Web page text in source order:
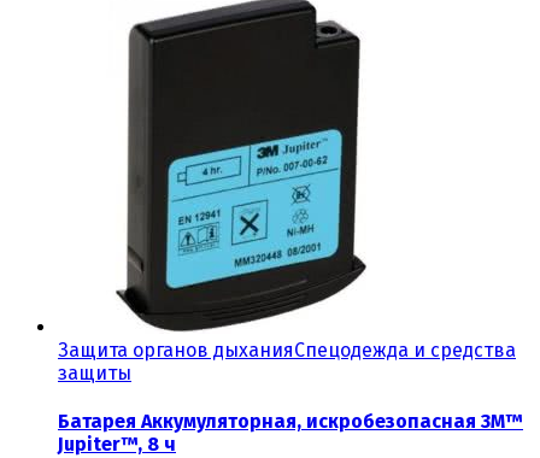
Защита органов дыханияСпецодежда и средства
защиты
Батарея Аккумуляторная, искробезопасная 3M™
Jupiter™, 8 ч